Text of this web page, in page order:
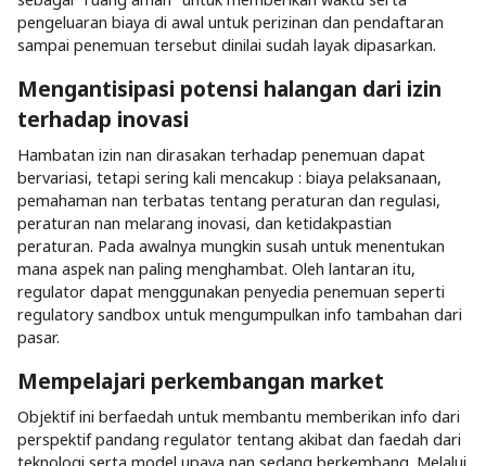
pengeluaran biaya di awal untuk perizinan dan pendaftaran
sampai penemuan tersebut dinilai sudah layak dipasarkan.
Mengantisipasi potensi halangan dari izin
terhadap inovasi
Hambatan izin nan dirasakan terhadap penemuan dapat
bervariasi, tetapi sering kali mencakup : biaya pelaksanaan,
pemahaman nan terbatas tentang peraturan dan regulasi,
peraturan nan melarang inovasi, dan ketidakpastian
peraturan. Pada awalnya mungkin susah untuk menentukan
mana aspek nan paling menghambat. Oleh lantaran itu,
regulator dapat menggunakan penyedia penemuan seperti
regulatory sandbox untuk mengumpulkan info tambahan dari
pasar.
Mempelajari perkembangan market
Objektif ini berfaedah untuk membantu memberikan info dari
perspektif pandang regulator tentang akibat dan faedah dari
teknologi serta model upaya nan sedang berkembang. Melalui